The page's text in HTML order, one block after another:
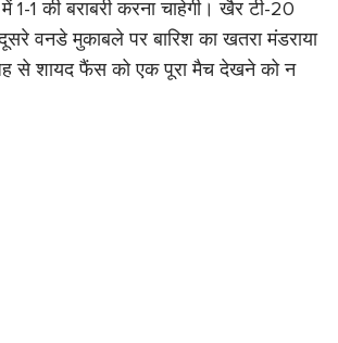
1-1 की बराबरी करना चाहेगी। खैर टी-20
वनडे मुकाबले पर बारिश का खतरा मंडराया
से शायद फैंस को एक पूरा मैच देखने को न